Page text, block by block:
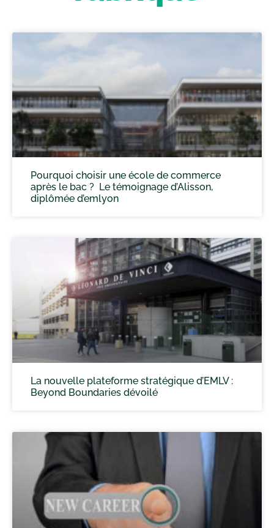
Pourquoi choisir une école de commerce
après le bac ? Le témoignage d’Alisson,
diplômée d’emlyon
La nouvelle plateforme stratégique d’EMLV :
Beyond Boundaries dévoilé